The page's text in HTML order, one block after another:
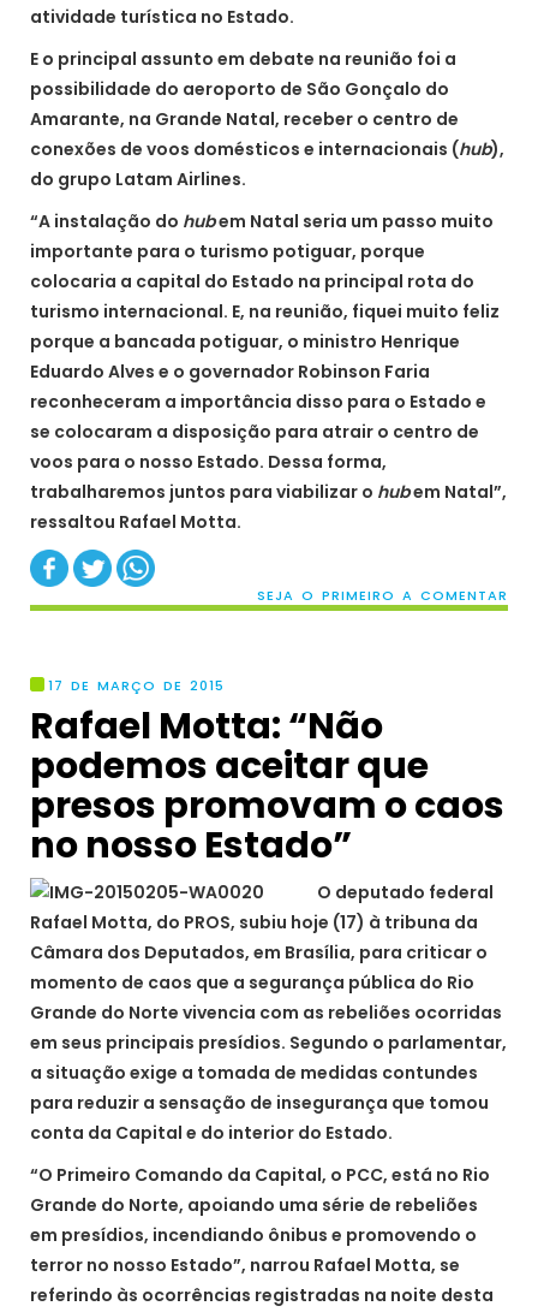
atividade turística no Estado.
E o principal assunto em debate na reunião foi a
possibilidade do aeroporto de São Gonçalo do
Amarante, na Grande Natal, receber o centro de
conexões de voos domésticos e internacionais (hub),
do grupo Latam Airlines.
“A instalação do hubem Natal seria um passo muito
importante para o turismo potiguar, porque
colocaria a capital do Estado na principal rota do
turismo internacional. E, na reunião, fiquei muito feliz
porque a bancada potiguar, o ministro Henrique
Eduardo Alves e o governador Robinson Faria
reconheceram a importância disso para o Estado e
se colocaram a disposição para atrair o centro de
voos para o nosso Estado. Dessa forma,
trabalharemos juntos para viabilizar o hubem Natal”,
ressaltou Rafael Motta.
SEJA O PRIMEIRO A COMENTAR
17 DE MARÇO DE 2015
Rafael Motta: “Não
podemos aceitar que
presos promovam o caos
no nosso Estado”
O deputado federal
Rafael Motta, do PROS, subiu hoje (17) à tribuna da
Câmara dos Deputados, em Brasília, para criticar o
momento de caos que a segurança pública do Rio
Grande do Norte vivencia com as rebeliões ocorridas
em seus principais presídios. Segundo o parlamentar,
a situação exige a tomada de medidas contundes
para reduzir a sensação de insegurança que tomou
conta da Capital e do interior do Estado.
“O Primeiro Comando da Capital, o PCC, está no Rio
Grande do Norte, apoiando uma série de rebeliões
em presídios, incendiando ônibus e promovendo o
terror no nosso Estado”, narrou Rafael Motta, se
referindo às ocorrências registradas na noite desta